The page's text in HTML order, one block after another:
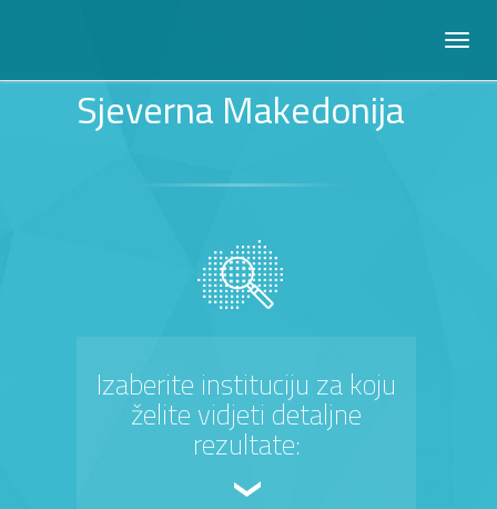
Sjeverna Makedonija
Izaberite instituciju za koju
želite vidjeti detaljne
rezultate: